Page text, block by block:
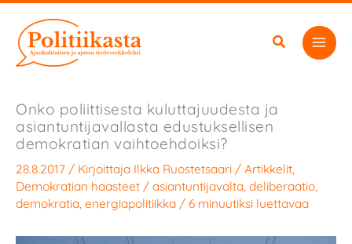
sisältöön
Onko poliittisesta kuluttajuudesta ja
asiantuntijavallasta edustuksellisen
demokratian vaihtoehdoiksi?
28.8.2017 / Kirjoittaja Ilkka Ruostetsaari / Artikkelit
Demokratian haasteet / asiantuntijavalta deliberaatio
demokratia energiapolitiikka / 6 minuutiksi luettavaa